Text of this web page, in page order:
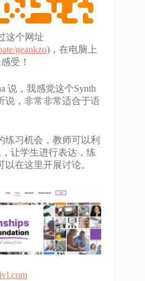
这个网址
geankzo)，在电脑上
受！
说，我感觉这个Synth
说，非常非常适合于语
练习机会，教师可以利
让学生进行表达，练
在这里开展讨论。